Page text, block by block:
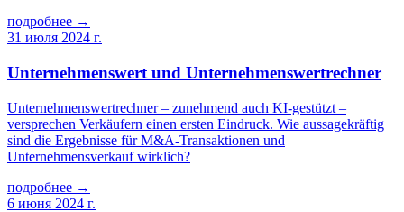
подробнее →
31 июля 2024 г.
Unternehmenswert und Unternehmenswertrechner
Unternehmenswertrechner – zunehmend auch KI-gestützt –
versprechen Verkäufern einen ersten Eindruck. Wie aussagekräftig
sind die Ergebnisse für M&A-Transaktionen und
Unternehmensverkauf wirklich?
подробнее →
6 июня 2024 г.